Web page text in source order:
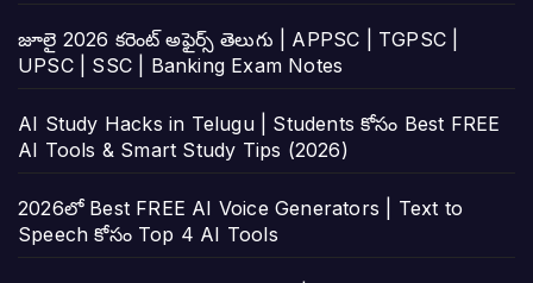
జూలై 2026 కరెంట్ అఫైర్స్ తెలుగు | APPSC | TGPSC |
UPSC | SSC | Banking Exam Notes
AI Study Hacks in Telugu | Students కోసం Best FREE
AI Tools & Smart Study Tips (2026)
2026లో Best FREE AI Voice Generators | Text to
Speech కోసం Top 4 AI Tools